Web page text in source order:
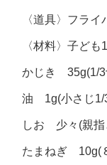
〈道具〉フ
〈材料〉子ども
かじき 35g(1/3
油 1g(小さじ1/
しお 少々(親指
たまねぎ 10g(